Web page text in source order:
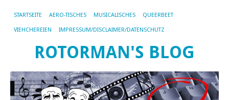
STARTSEITE AERO-TISCHES MUSICALISCHES QUEERBEET
VIEHCHEREIEN IMPRESSUM/DISCLAIMER/DATENSCHUTZ
ROTORMAN'S BLOG